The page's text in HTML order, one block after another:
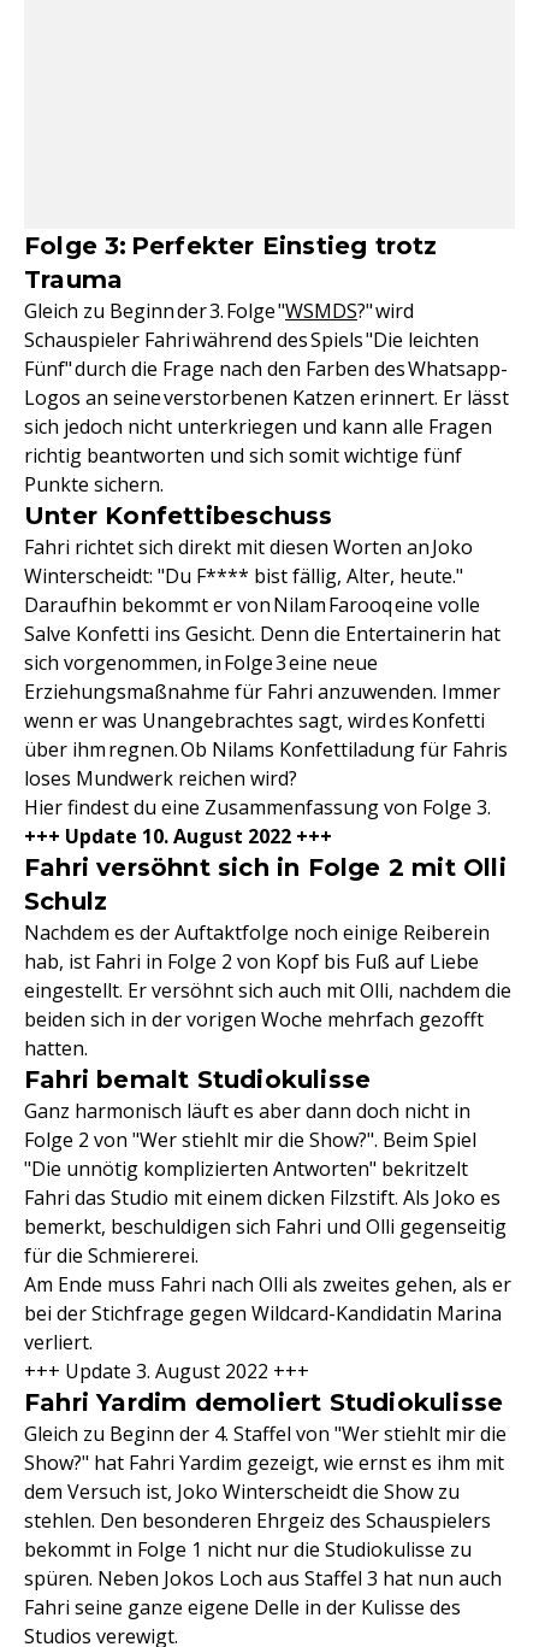
Folge 3: Perfekter Einstieg trotz
Trauma
Gleich zu Beginn der 3. Folge "WSMDS?" wird
Schauspieler Fahri während des Spiels "Die leichten
Fünf" durch die Frage nach den Farben des Whatsapp-
Logos an seine verstorbenen Katzen erinnert. Er lässt
sich jedoch nicht unterkriegen und kann alle Fragen
richtig beantworten und sich somit wichtige fünf
Punkte sichern.
Unter Konfettibeschuss
Fahri richtet sich direkt mit diesen Worten an Joko
Winterscheidt: "Du F**** bist fällig, Alter, heute."
Daraufhin bekommt er von Nilam Farooq eine volle
Salve Konfetti ins Gesicht. Denn die Entertainerin hat
sich vorgenommen, in Folge 3 eine neue
Erziehungsmaßnahme für Fahri anzuwenden. Immer
wenn er was Unangebrachtes sagt, wird es Konfetti
über ihm regnen. Ob Nilams Konfettiladung für Fahris
loses Mundwerk reichen wird?
Hier findest du eine Zusammenfassung von Folge 3.
+++ Update 10. August 2022 +++
Fahri versöhnt sich in Folge 2 mit Olli
Schulz
Nachdem es der Auftaktfolge noch einige Reiberein
hab, ist Fahri in Folge 2 von Kopf bis Fuß auf Liebe
eingestellt. Er versöhnt sich auch mit Olli, nachdem die
beiden sich in der vorigen Woche mehrfach gezofft
hatten.
Fahri bemalt Studiokulisse
Ganz harmonisch läuft es aber dann doch nicht in
Folge 2 von "Wer stiehlt mir die Show?". Beim Spiel
"Die unnötig komplizierten Antworten" bekritzelt
Fahri das Studio mit einem dicken Filzstift. Als Joko es
bemerkt, beschuldigen sich Fahri und Olli gegenseitig
für die Schmiererei.
Am Ende muss Fahri nach Olli als zweites gehen, als er
bei der Stichfrage gegen Wildcard-Kandidatin Marina
verliert.
+++ Update 3. August 2022 +++
Fahri Yardim demoliert Studiokulisse
Gleich zu Beginn der 4. Staffel von "Wer stiehlt mir die
Show?" hat Fahri Yardim gezeigt, wie ernst es ihm mit
dem Versuch ist, Joko Winterscheidt die Show zu
stehlen. Den besonderen Ehrgeiz des Schauspielers
bekommt in Folge 1 nicht nur die Studiokulisse zu
spüren. Neben Jokos Loch aus Staffel 3 hat nun auch
Fahri seine ganze eigene Delle in der Kulisse des
Studios verewigt.